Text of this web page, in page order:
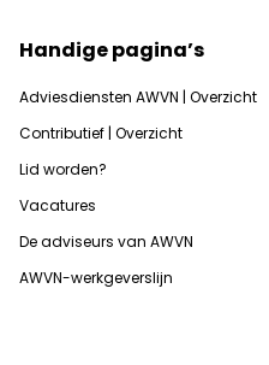
Handige pagina’s
Adviesdiensten AWVN | Overzicht
Contributief | Overzicht
Lid worden?
Vacatures
De adviseurs van AWVN
AWVN-werkgeverslijn